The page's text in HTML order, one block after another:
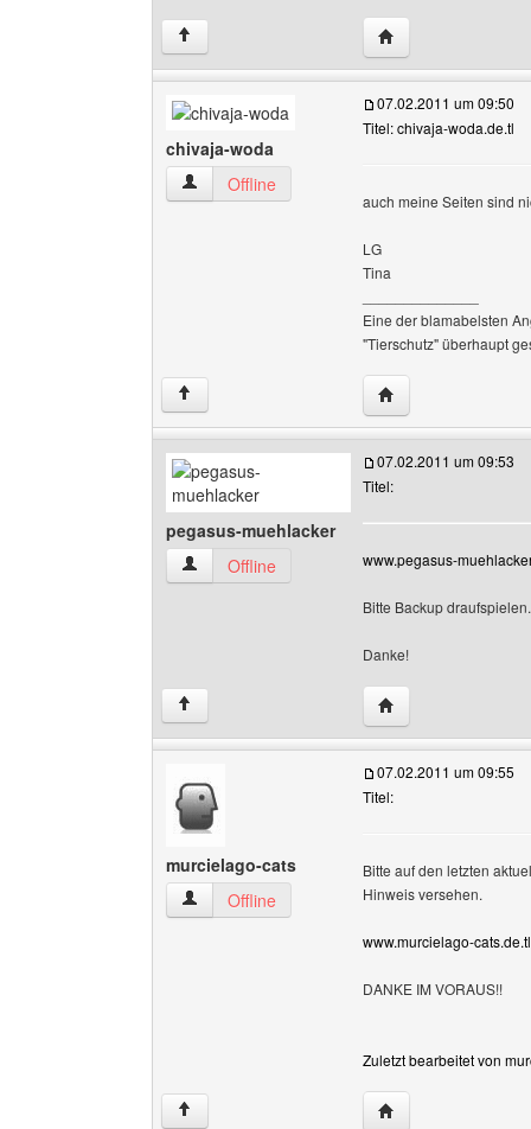
↑ Website dieses
chivaja-woda
chivaja-woda Benutzer-Profile anzeigen
Offline
07.02.2011 um 09:50
Titel: chivaja-woda.de.tl
auch meine Seiten sind
LG
Tina
Eine der blamabelsten
"Tierschutz" überhaupt
↑ Website dieses
pegasus-muehlacker
pegasus-muehlacker Benutzer-Profile
Offline
07.02.2011 um 09:53
Titel:
www.pegasus-
Bitte Backup draufspielen.
Danke!
↑ Website dieses
murcielago-cats
murcielago-cats Benutzer-Profile anzeigen
Offline
07.02.2011 um 09:55
Titel:
Bitte auf den letzten
Hinweis versehen.
www.murcielago-cats.de.tl
DANKE IM VORAUS!!
Zuletzt bearbeitet von
↑ Website dieses